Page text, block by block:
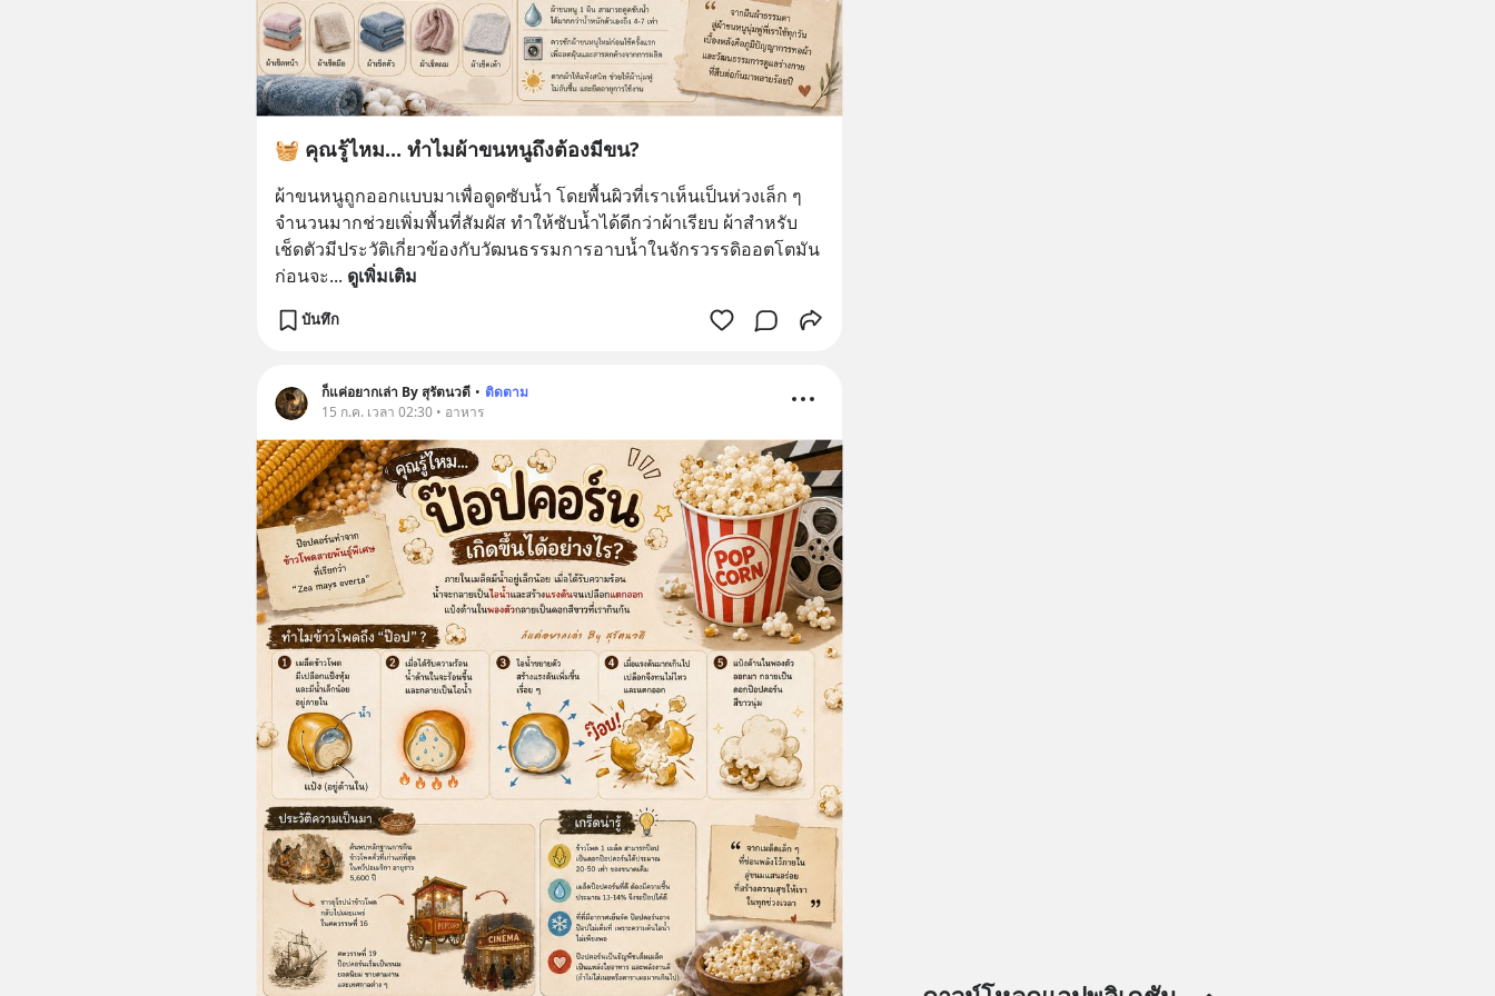
🧺 คุณรู้ไหม... ทำไมผ้าขนหนูถึงต้องมีขน?
ผ้าขนหนูถูกออกแบบมาเพื่อดูดซับน้ำ โดยพื้นผิวที่เราเห็นเป็นห่วงเล็ก ๆ
จำนวนมากช่วยเพิ่มพื้นที่สัมผัส ทำให้ซับน้ำได้ดีกว่าผ้าเรียบ ผ้าสำหรับ
เช็ดตัวมีประวัติเกี่ยวข้องกับวัฒนธรรมการอาบน้ำในจักรวรรดิออตโตมัน
ก่อนจะ... ดูเพิ่มเติม
บันทึก
ก็แค่อยากเล่า By สุรัตนวดี • ติดตาม
15 ก.ค. เวลา 02:30 • อาหาร